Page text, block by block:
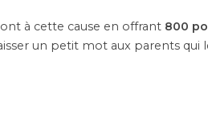
à cette cause en offrant 800
un petit mot aux parents qui